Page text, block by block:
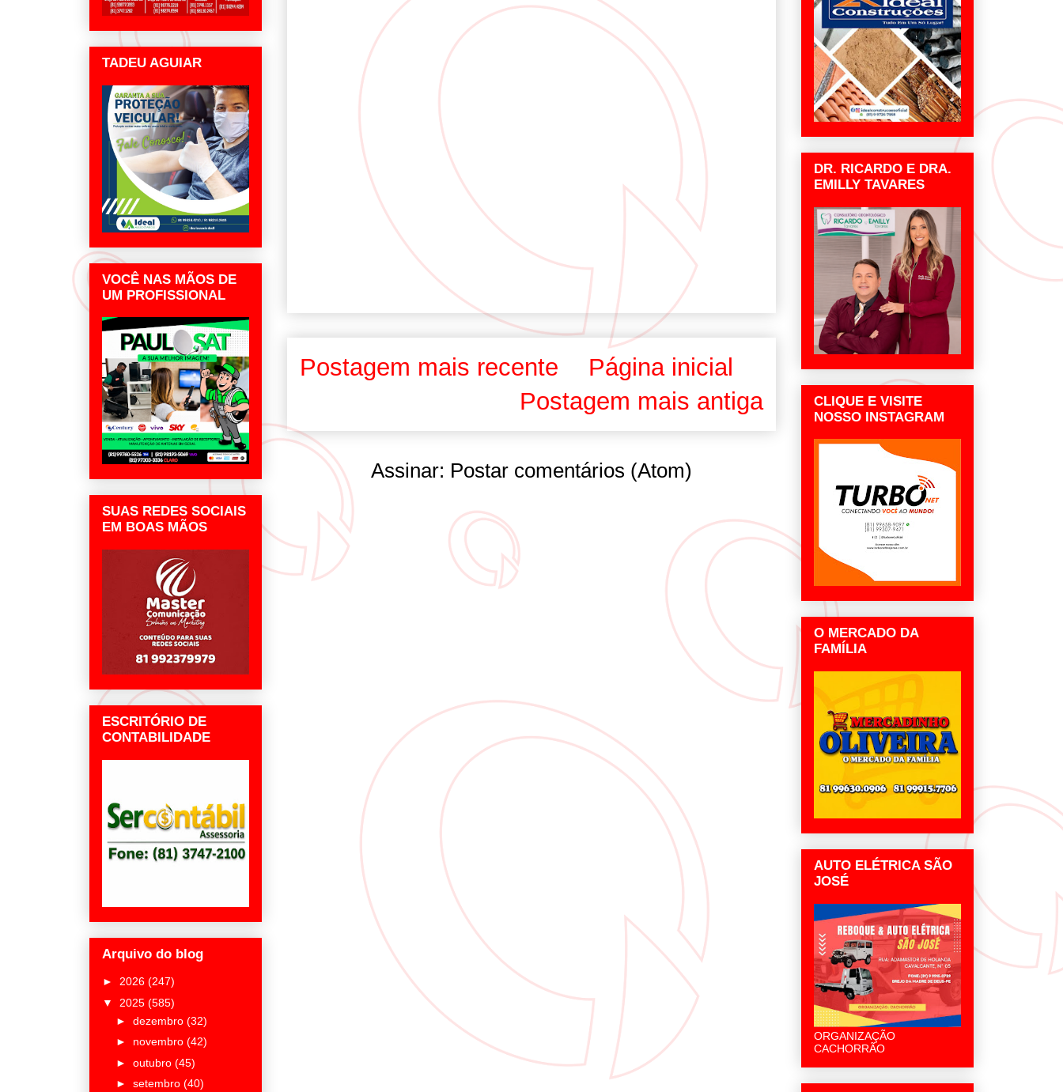
Postagem mais recente
Postagem mais antiga
Página inicial
Assinar: Postar comentários (Atom)
TADEU AGUIAR
VOCÊ NAS MÃOS DE
UM PROFISSIONAL
SUAS REDES SOCIAIS
EM BOAS MÃOS
ESCRITÓRIO DE
CONTABILIDADE
Arquivo do blog
► 2026 (247)
▼ 2025 (585)
► dezembro (32)
► novembro (42)
► outubro (45)
► setembro (40)
DR. RICARDO E DRA.
EMILLY TAVARES
CLIQUE E VISITE
NOSSO INSTAGRAM
O MERCADO DA
FAMÍLIA
AUTO ELÉTRICA SÃO
JOSÉ
ORGANIZAÇÃO
CACHORRÃO